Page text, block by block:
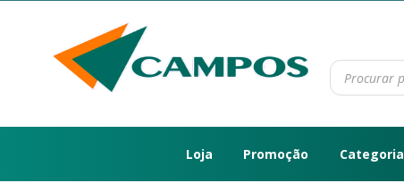
Loja Promoção Categoria